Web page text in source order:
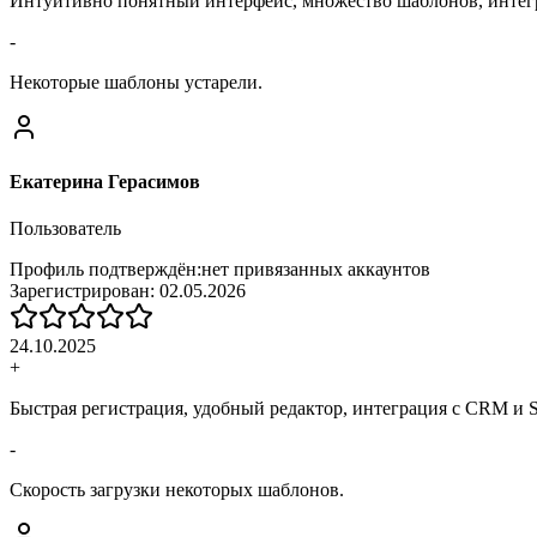
-
Некоторые шаблоны устарели.
Екатерина Герасимов
Пользователь
Профиль подтверждён:нет привязанных аккаунтов
Зарегистрирован: 02.05.2026
24.10.2025
+
Быстрая регистрация, удобный редактор, интеграция с CRM и
-
Скорость загрузки некоторых шаблонов.